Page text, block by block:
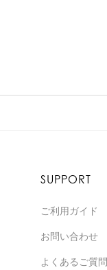
SUPPORT
ご利用ガイド
お問い合わせ
よくあるご質問